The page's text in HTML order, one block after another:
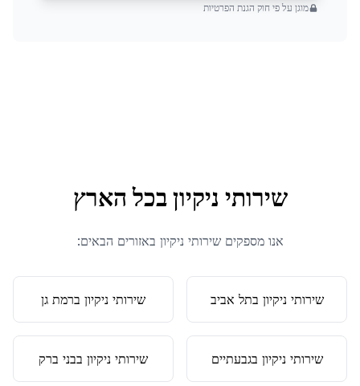
מוגן על פי חוק הגנת הפרטיות
שירותי ניקיוןבכל הארץ
אנו מספקיםשירותי ניקיון באזורים הבאים:
שירותי ניקיון בתל אביב שירותי ניקיון ברמת גן
שירותי ניקיון בגבעתיים שירותי ניקיון בבני ברק